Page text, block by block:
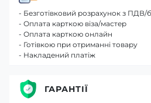
- Безготівковий розрахунок з
- Оплата карткою віза/мастер
- Оплата карткою онлайн
- Готівкою при отриманні товару
- Накладений платіж
ГАРАНТІЇ